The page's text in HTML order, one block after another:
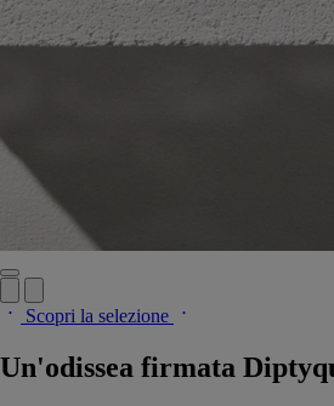
Scopri la selezione
Un'odissea firmata